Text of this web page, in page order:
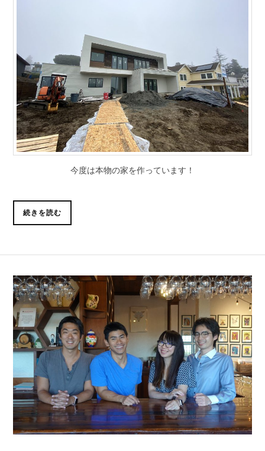
今度は本物の家を作っています！
続きを読む